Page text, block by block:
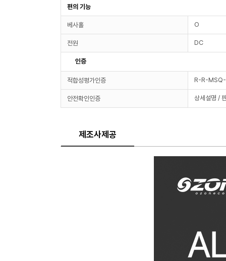
편의 기능
베사홀 O
전원 DC
인증
적합성평가인증 R-R-
안전확인인증 상세설명 /
제조사제공